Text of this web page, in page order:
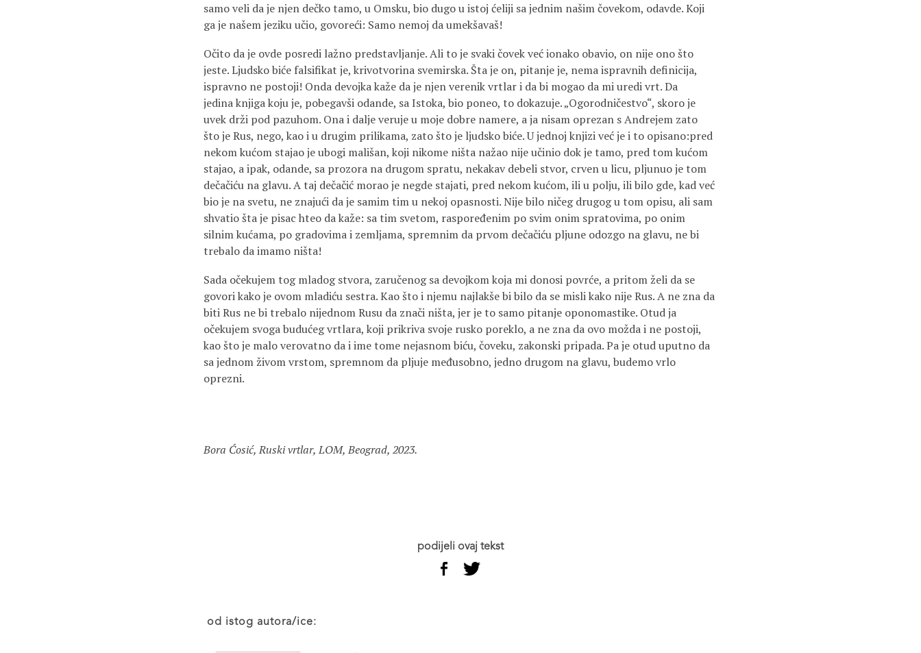
samo veli da je njen dečko tamo, u Omsku, bio dugo u istoj ćeliji sa jednim našim čovekom, odavde. Koji
ga je našem jeziku učio, govoreći: Samo nemoj da umekšavaš!
Očito da je ovde posredi lažno predstavljanje. Ali to je svaki čovek već ionako obavio, on nije ono što
jeste. Ljudsko biće falsifikat je, krivotvorina svemirska. Šta je on, pitanje je, nema ispravnih definicija,
ispravno ne postoji! Onda devojka kaže da je njen verenik vrtlar i da bi mogao da mi uredi vrt. Da
jedina knjiga koju je, pobegavši odande, sa Istoka, bio poneo, to dokazuje. „Ogorodničestvo“, skoro je
uvek drži pod pazuhom. Ona i dalje veruje u moje dobre namere, a ja nisam oprezan s Andrejem zato
što je Rus, nego, kao i u drugim prilikama, zato što je ljudsko biće. U jednoj knjizi već je i to opisano:pred
nekom kućom stajao je ubogi mališan, koji nikome ništa nažao nije učinio dok je tamo, pred tom kućom
stajao, a ipak, odande, sa prozora na drugom spratu, nekakav debeli stvor, crven u licu, pljunuo je tom
dečačiću na glavu. A taj dečačić morao je negde stajati, pred nekom kućom, ili u polju, ili bilo gde, kad već
bio je na svetu, ne znajući da je samim tim u nekoj opasnosti. Nije bilo ničeg drugog u tom opisu, ali sam
shvatio šta je pisac hteo da kaže: sa tim svetom, raspoređenim po svim onim spratovima, po onim
silnim kućama, po gradovima i zemljama, spremnim da prvom dečačiću pljune odozgo na glavu, ne bi
trebalo da imamo ništa!
Sada očekujem tog mladog stvora, zaručenog sa devojkom koja mi donosi povrće, a pritom želi da se
govori kako je ovom mladiću sestra. Kao što i njemu najlakše bi bilo da se misli kako nije Rus. A ne zna da
biti Rus ne bi trebalo nijednom Rusu da znači ništa, jer je to samo pitanje oponomastike. Otud ja
očekujem svoga budućeg vrtlara, koji prikriva svoje rusko poreklo, a ne zna da ovo možda i ne postoji,
kao što je malo verovatno da i ime tome nejasnom biću, čoveku, zakonski pripada. Pa je otud uputno da
sa jednom živom vrstom, spremnom da pljuje međusobno, jedno drugom na glavu, budemo vrlo
oprezni.
Bora Ćosić, Ruski vrtlar, LOM, Beograd, 2023.
podijeli ovaj tekst
od istog autora/ice: